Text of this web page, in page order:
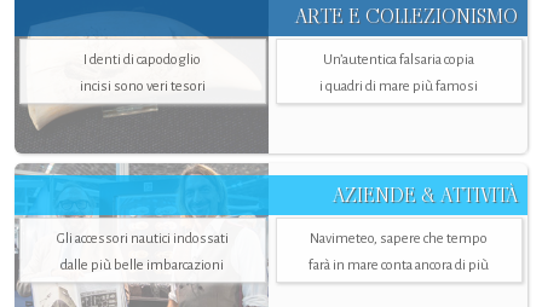
ARTE E COLLEZIONISMO
I denti di capodoglio
incisi sono veri tesori
Un’autentica falsaria copia
i quadri di mare più famosi
AZIENDE & ATTIVITÀ
Gli accessori nautici indossati
dalle più belle imbarcazioni
Navimeteo, sapere che tempo
farà in mare conta ancora di più